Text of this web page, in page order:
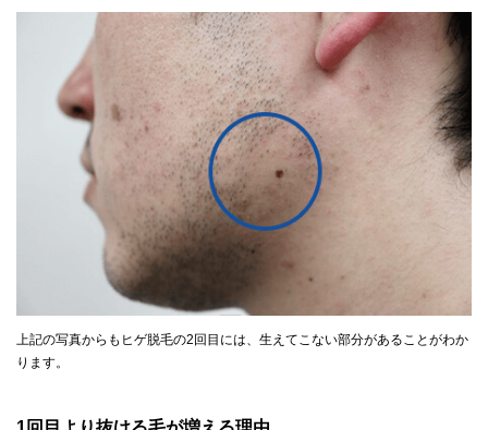
上記の写真からもヒゲ脱毛の2回目には、生えてこない部分があることがわか
ります。